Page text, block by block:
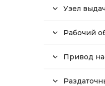
Узел
Рабочий
Привод